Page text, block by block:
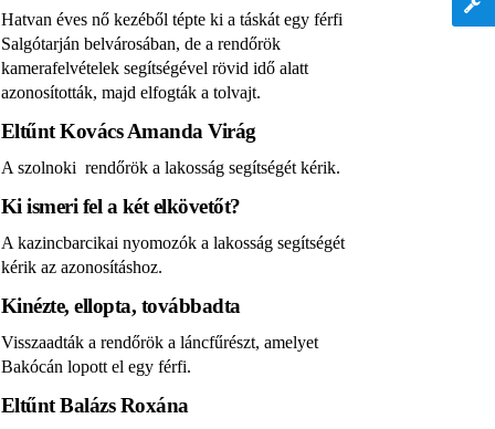
Hatvan éves nő kezéből tépte ki a táskát egy férfi
Salgótarján belvárosában, de a rendőrök
kamerafelvételek segítségével rövid idő alatt
azonosították, majd elfogták a tolvajt.
Eltűnt Kovács Amanda Virág
A szolnoki rendőrök a lakosság segítségét kérik.
Ki ismeri fel a két elkövetőt?
A kazincbarcikai nyomozók a lakosság segítségét
kérik az azonosításhoz.
Kinézte, ellopta, továbbadta
Visszaadták a rendőrök a láncfűrészt, amelyet
Bakócán lopott el egy férfi.
Eltűnt Balázs Roxána